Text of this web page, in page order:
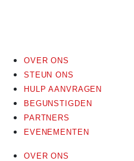
OVER ONS
STEUN ONS
HULP AANVRAGEN
BEGUNSTIGDEN
PARTNERS
EVENEMENTEN
OVER ONS